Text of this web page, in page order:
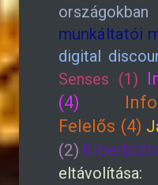
munkáltatói
digital
Senses (1)
(4)
Felelős (4)
(2)